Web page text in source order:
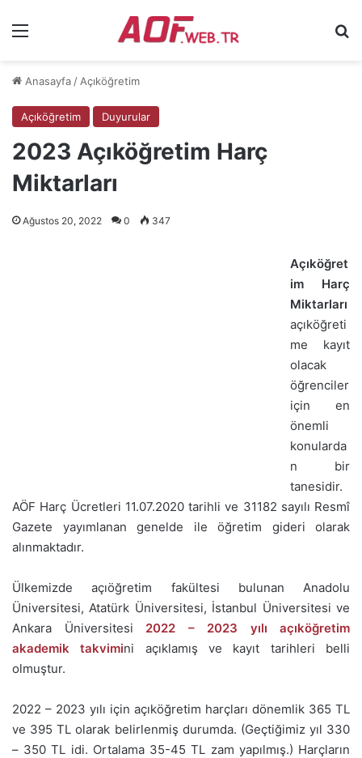
Menü
Anasayfa / Açıköğretim
Açıköğretim Duyurular
2023 Açıköğretim Harç
Miktarları
Ağustos 20, 2022 0 347
Açıköğret
im Harç
Miktarları
açıköğreti
me kayıt
olacak
öğrenciler
için en
önemli
konularda
n bir
tanesidir.
AÖF Harç Ücretleri 11.07.2020 tarihli ve 31182 sayılı Resmî
Gazete yayımlanan genelde ile öğretim gideri olarak
alınmaktadır.
Ülkemizde açıöğretim fakültesi bulunan Anadolu
Üniversitesi, Atatürk Üniversitesi, İstanbul Üniversitesi ve
Ankara Üniversitesi 2022 – 2023 yılı açıköğretim
akademik takvimini açıklamış ve kayıt tarihleri belli
olmuştur.
2022 – 2023 yılı için açıköğretim harçları dönemlik 365 TL
ve 395 TL olarak belirlenmiş durumda. (Geçtiğimiz yıl 330
– 350 TL idi. Ortalama 35-45 TL zam yapılmış.) Harçların